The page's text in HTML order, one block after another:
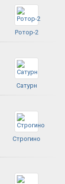
Ротор-2
Сатурн
Строгино